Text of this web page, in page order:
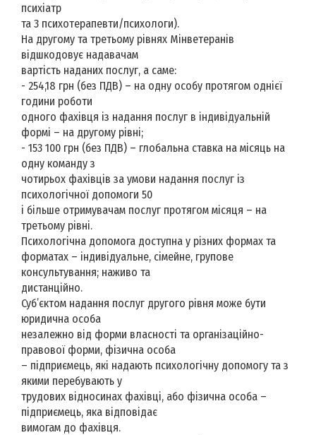
психіатр
та 3 психотерапевти/психологи).
На другому та третьому рівнях Мінветеранів
відшкодовує надавачам
вартість наданих послуг, а саме:
- 254,18 грн (без ПДВ) – на одну особу протягом однієї
години роботи
одного фахівця із надання послуг в індивідуальній
формі – на другому рівні;
- 153 100 грн (без ПДВ) – глобальна ставка на місяць на
одну команду з
чотирьох фахівців за умови надання послуг із
психологічної допомоги 50
і більше отримувачам послуг протягом місяця – на
третьому рівні.
Психологічна допомога доступна у різних формах та
форматах – індивідуальне, сімейне, групове
консультування; наживо та
дистанційно.
Суб’єктом надання послуг другого рівня може бути
юридична особа
незалежно від форми власності та організаційно-
правової форми, фізична особа
– підприємець, які надають психологічну допомогу та з
якими перебувають у
трудових відносинах фахівці, або фізична особа –
підприємець, яка відповідає
вимогам до фахівця.